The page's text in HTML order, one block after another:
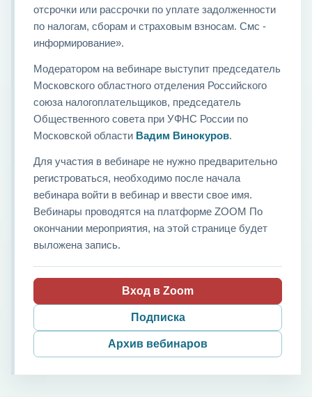
отсрочки или рассрочки по уплате задолженности
по налогам, сборам и страховым взносам. Смс -
информирование».
Модератором на вебинаре выступит председатель
Московского областного отделения Российского
союза налогоплательщиков, председатель
Общественного совета при УФНС России по
Московской области Вадим Винокуров.
Для участия в вебинаре не нужно предварительно
регистроваться, необходимо после начала
вебинара войти в вебинар и ввести свое имя.
Вебинары проводятся на платформе ZOOM По
окончании мероприятия, на этой странице будет
выложена запись.
Вход в Zoom
Подписка
Архив вебинаров